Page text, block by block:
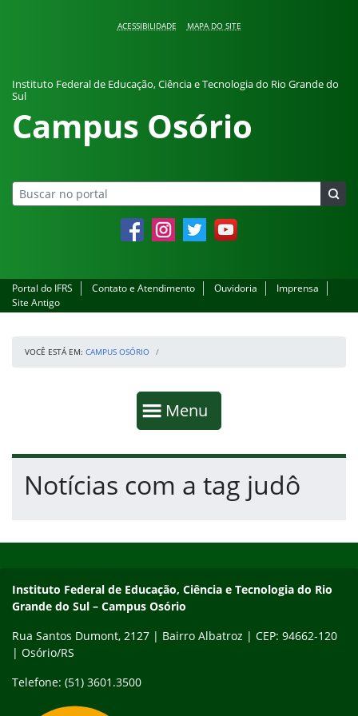
ACESSIBILIDADE MAPA DO SITE
Instituto Federal de Educação, Ciência e Tecnologia do Rio Grande do
Sul
Campus Osório
FacebookInstagramTwitter YouTube
Portal do IFRS Contato e Atendimento Ouvidoria
Imprensa
Site Antigo
VOCÊ ESTÁ EM: CAMPUS OSÓRIO
Mostrar
Menu
Fim da navegação
Início do conteúdo
Notícias com a tag judô
Instituto Federal de Educação, Ciência e Tecnologia do Rio
Instituto Federal de Educação, Ciência e Tecnologia do Rio
Grande do Sul – Campus Osório
Rua Santos Dumont, 2127 | Bairro Albatroz | CEP: 94662-120
| Osório/RS
Telefone: (51) 3601.3500